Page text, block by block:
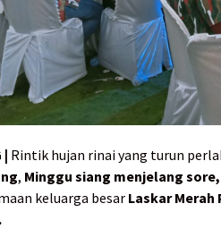
| Rintik hujan rinai yang turun
, Minggu siang menjelang sore,
keluarga besar Laskar Merah